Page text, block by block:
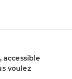
accessible
voulez